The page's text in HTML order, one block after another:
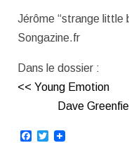
Jérôme “strange little
Songazine.fr
Dans le dossier :
<< Young Emotion
Dave
Facebook
Twitter